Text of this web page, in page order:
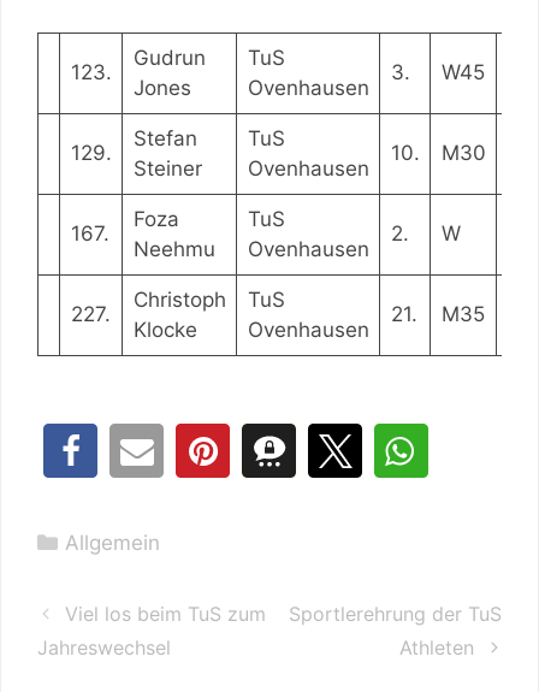
123.
Gudrun
Jones
TuS
Ovenhausen
3. W45
129.
Stefan
Steiner
TuS
Ovenhausen
10. M30
167.
Foza
Neehmu
TuS
Ovenhausen
2. W
227.
Christoph
Klocke
TuS
Ovenhausen
21. M35
Kategorien
Allgemein
Viel los beim TuS zum
Jahreswechsel
Sportlerehrung der TuS
Athleten